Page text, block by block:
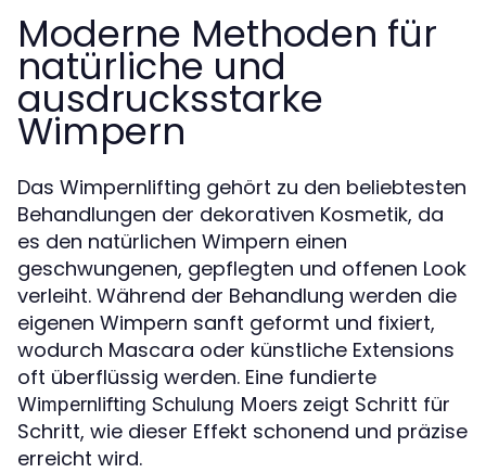
Moderne Methoden für
natürliche und
ausdrucksstarke
Wimpern
Das Wimpernlifting gehört zu den beliebtesten
Behandlungen der dekorativen Kosmetik, da
es den natürlichen Wimpern einen
geschwungenen, gepflegten und offenen Look
verleiht. Während der Behandlung werden die
eigenen Wimpern sanft geformt und fixiert,
wodurch Mascara oder künstliche Extensions
oft überflüssig werden. Eine fundierte
Wimpernlifting Schulung Moers zeigt Schritt für
Schritt, wie dieser Effekt schonend und präzise
erreicht wird.